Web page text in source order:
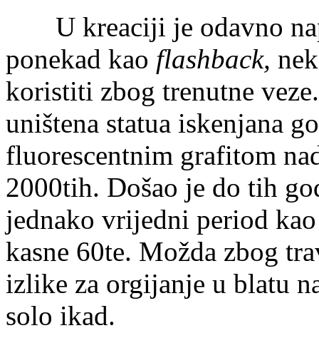
U kreaciji je odavno
ponekad kao flashback,
koristiti zbog trenutne
uništena statua iskenjana
fluorescentnim grafitom
2000tih. Došao je do tih
jednako vrijedni period
kasne 60te. Možda zbog
izlike za orgijanje u blatu
solo ikad.